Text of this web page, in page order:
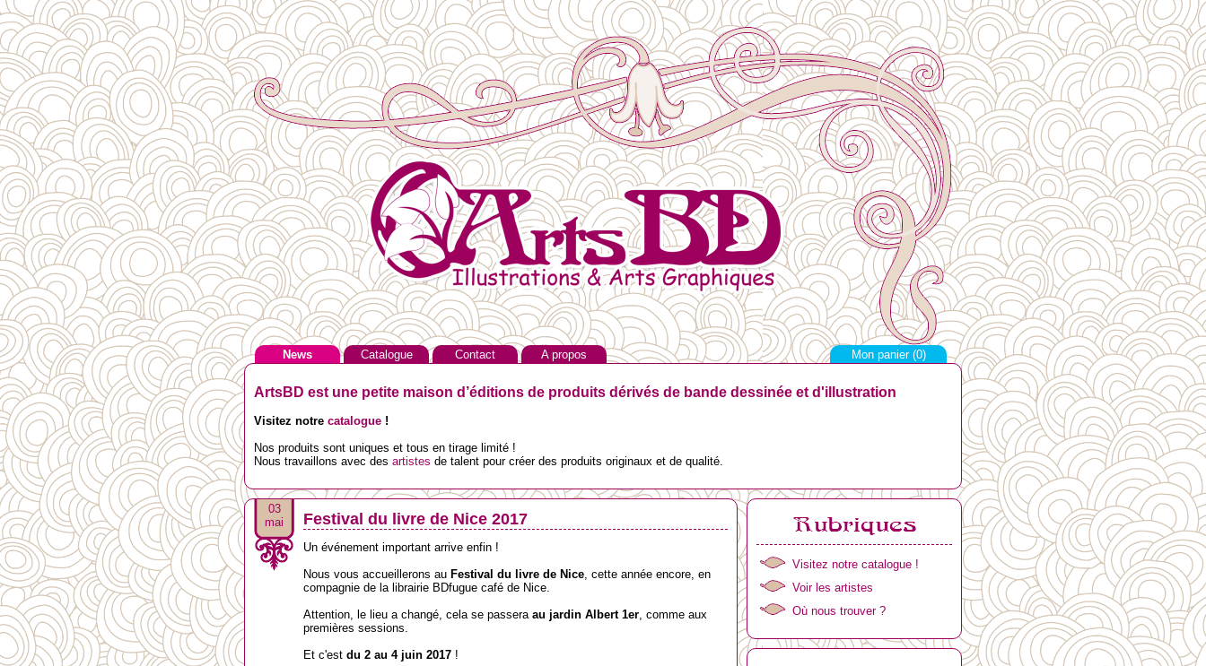
News Catalogue Contact A propos Mon panier (0)
ArtsBD est une petite maison d’éditions de produits dérivés de bande dessinée et d'illustration
Visitez notre catalogue !
Nos produits sont uniques et tous en tirage limité !
Nous travaillons avec des artistes de talent pour créer des produits originaux et de qualité.
03
mai
Festival du livre de Nice 2017
Un événement important arrive enfin !
Nous vous accueillerons au Festival du livre de Nice, cette année encore, en
compagnie de la librairie BDfugue café de Nice.
Attention, le lieu a changé, cela se passera au jardin Albert 1er, comme aux
premières sessions.
Et c'est du 2 au 4 juin 2017 !
Visitez notre catalogue !
Voir les artistes
Où nous trouver ?